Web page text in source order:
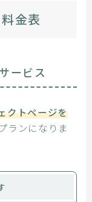
金表
ービス
クトページを
ランになりま